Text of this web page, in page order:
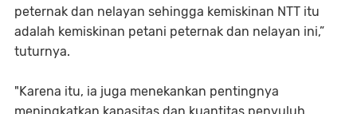
peternak dan nelayan sehingga kemiskinan NTT itu
adalah kemiskinan petani peternak dan nelayan ini,”
tuturnya.
"Karena itu, ia juga menekankan pentingnya